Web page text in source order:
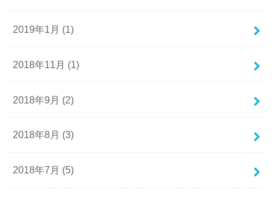
2019年1月 (1)
2018年11月 (1)
2018年9月 (2)
2018年8月 (3)
2018年7月 (5)